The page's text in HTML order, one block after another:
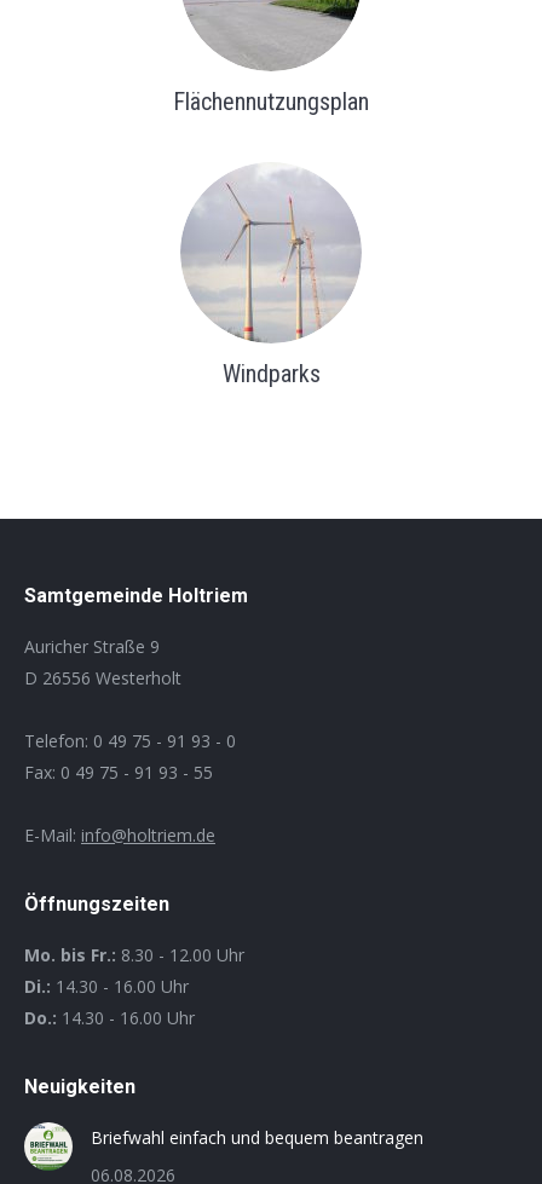
Flächennutzungsplan
Windparks
Samtgemeinde Holtriem
Auricher Straße 9
D 26556 Westerholt
Telefon: 0 49 75 - 91 93 - 0
Fax: 0 49 75 - 91 93 - 55
E-Mail: info@holtriem.de
Öffnungszeiten
Mo. bis Fr.: 8.30 - 12.00 Uhr
Di.: 14.30 - 16.00 Uhr
Do.: 14.30 - 16.00 Uhr
Neuigkeiten
Briefwahl einfach und bequem beantragen
06.08.2026